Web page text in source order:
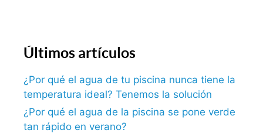
Últimos artículos
¿Por qué el agua de tu piscina nunca tiene la
temperatura ideal? Tenemos la solución
¿Por qué el agua de la piscina se pone verde
tan rápido en verano?